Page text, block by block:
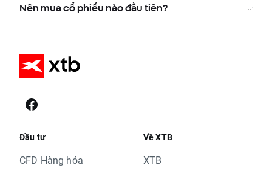
Nên mua cổ phiếu nào đầu tiên?
Đầu tư
CFD Hàng hóa
Về XTB
XTB